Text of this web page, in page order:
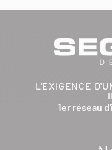
L'EXIGENCE
1er réseau